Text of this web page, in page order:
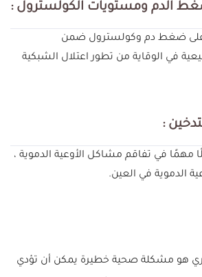
الدم ومستويات الكولسترول :
على ضغط دم وكولسترول ضمن
في الوقاية من تطور اعتلال الشبكية
:
مهمًا في تفاقم مشاكل الأوعية الدموية ،
الدموية في العين.
هو مشكلة صحية خطيرة يمكن أن تؤدي